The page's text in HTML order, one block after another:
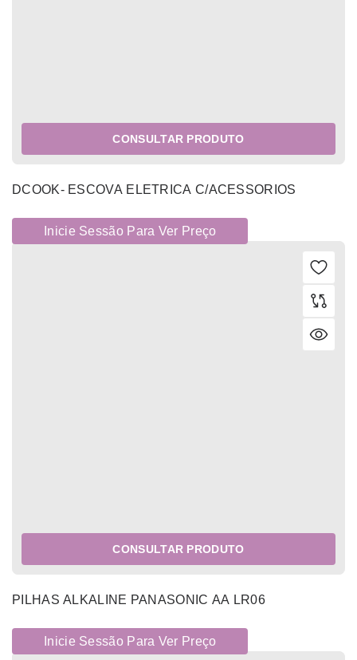
CONSULTAR PRODUTO
DCOOK- ESCOVA ELETRICA C/ACESSORIOS
Inicie Sessão Para Ver Preço
CONSULTAR PRODUTO
PILHAS ALKALINE PANASONIC AA LR06
Inicie Sessão Para Ver Preço